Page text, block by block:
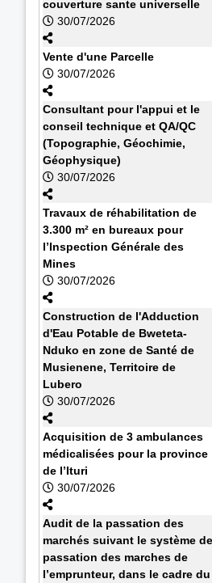
couverture sante universelle
30/07/2026
Vente d'une Parcelle
30/07/2026
Consultant pour l'appui et le
conseil technique et QA/QC
(Topographie, Géochimie,
Géophysique)
30/07/2026
Travaux de réhabilitation de
3.300 m² en bureaux pour
l’Inspection Générale des
Mines
30/07/2026
Construction de l'Adduction
d'Eau Potable de Bweteta-
Nduko en zone de Santé de
Musienene, Territoire de
Lubero
30/07/2026
Acquisition de 3 ambulances
médicalisées pour la province
de l’Ituri
30/07/2026
Audit de la passation des
marchés suivant le système de
passation des marches de
l’emprunteur, dans le cadre du